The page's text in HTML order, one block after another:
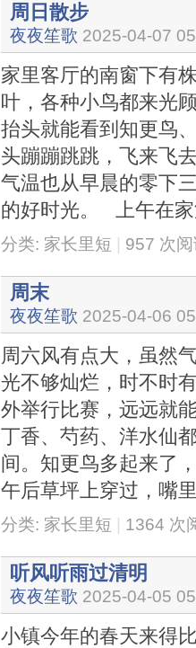
周日散步
夜夜笙歌 2025-04-07
家里客厅的南窗下有
叶，各种小鸟都来光
抬头就能看到知更鸟
头蹦蹦跳跳，飞来飞
气温也从早晨的零下
的好时光。 上午在
分类: 家长里短 957 次
周末
夜夜笙歌 2025-04-06
周六风有点大，虽然
光不够灿烂，时不时
外举行比赛，远远就
丁香、芍药、洋水仙
间。知更鸟多起来了
午后草坪上穿过，嘴
分类: 家长里短 1364 次
听风听雨过清明
夜夜笙歌 2025-04-05
小镇今年的春天来得